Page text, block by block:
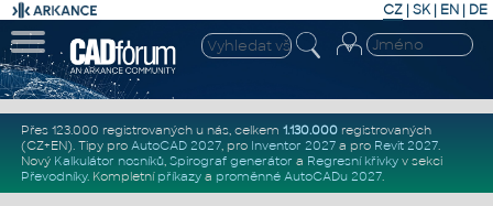
CZ | SK| EN | DE
Přes 123.000 registrovaných u nás, celkem 1.130.000registrovaných
(CZ+EN). Tipy pro AutoCAD 2027, pro Inventor 2027a pro Revit 2027.
Nový Kalkulátor nosníků, Spirograf generátor a Regresní křivkyv sekci
Převodníky. Kompletní příkazya proměnné AutoCADu 2027.